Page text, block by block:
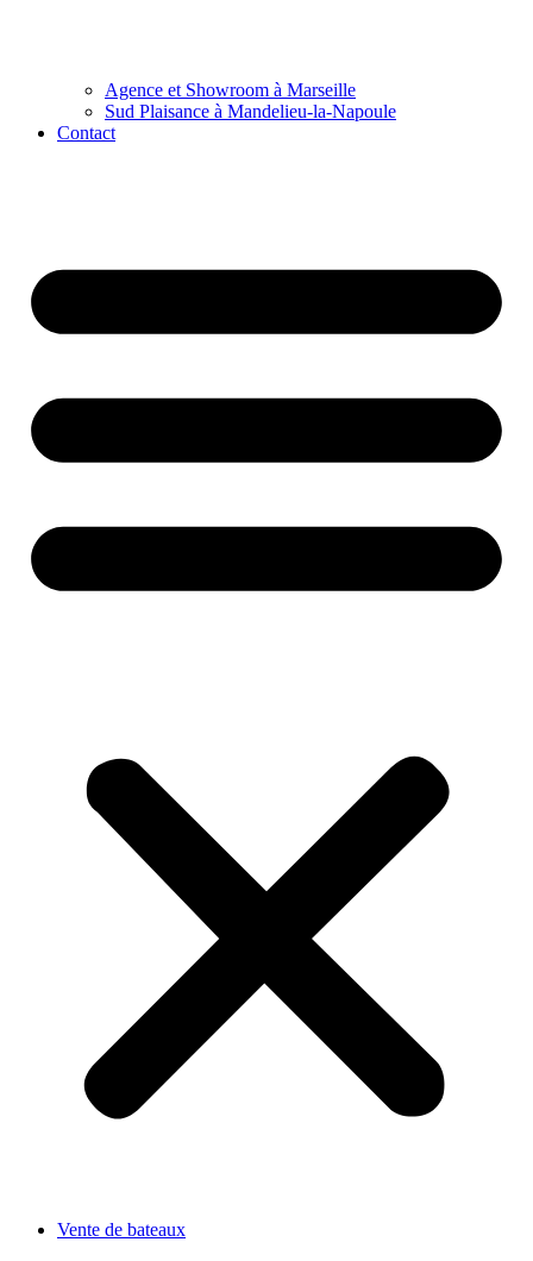
Agence et Showroom à Marseille
Sud Plaisance à Mandelieu-la-Napoule
Contact
Vente de bateaux